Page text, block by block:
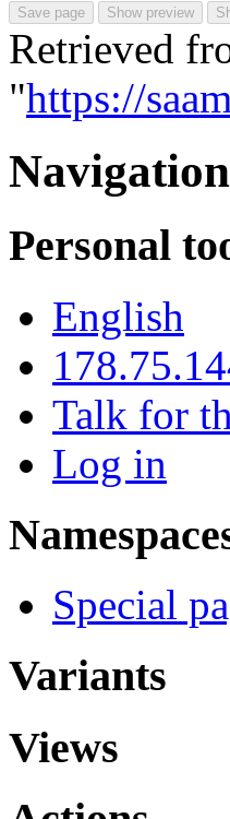
Retrieved
"https://
Personal
English
Talk for
Log in
Special
Variants
Views